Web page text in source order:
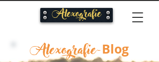
Alexografie
Alexografie-Blog